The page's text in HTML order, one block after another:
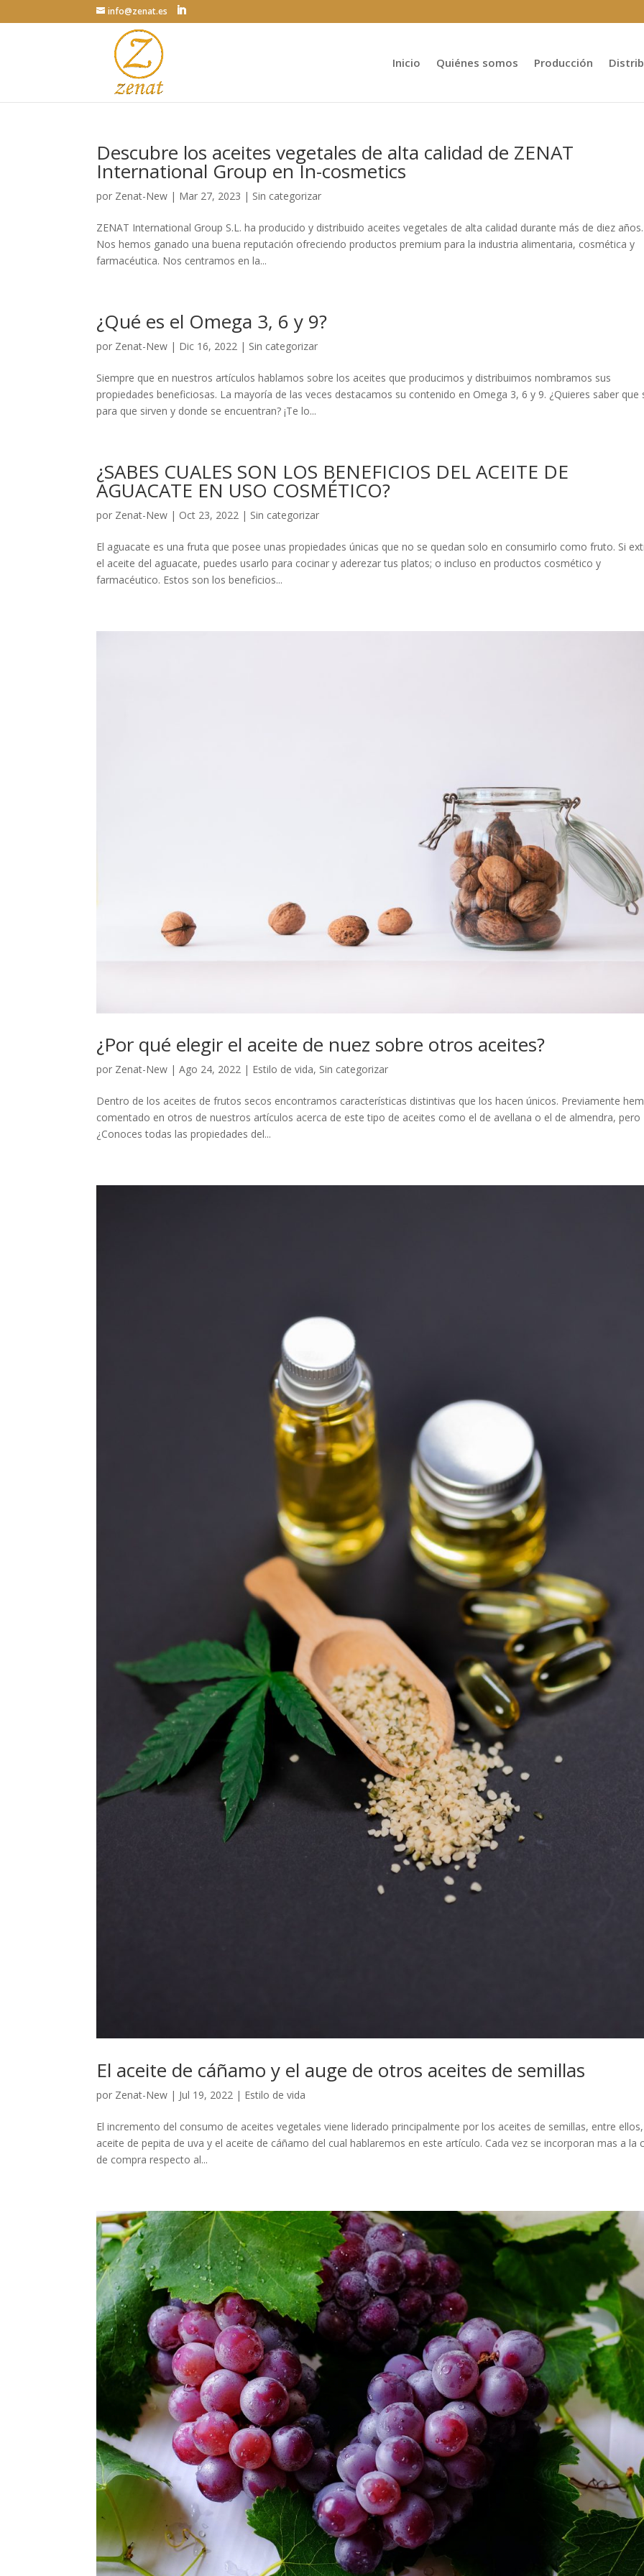
info@zenat.es
Inicio Quiénes somos Producción
Descubre los aceites vegetales de alta calidad de ZENAT
International Group en In-cosmetics
por Zenat-New | Mar 27, 2023 | Sin categorizar
ZENAT International Group S.L. ha producido y distribuido aceites vegetales de alta calidad durante más de diez años.
Nos hemos ganado una buena reputación ofreciendo productos premium para la industria alimentaria, cosmética y
farmacéutica. Nos centramos en la...
¿Qué es el Omega 3, 6 y 9?
por Zenat-New | Dic 16, 2022 | Sin categorizar
Siempre que en nuestros artículos hablamos sobre los aceites que producimos y distribuimos nombramos sus
propiedades beneficiosas. La mayoría de las veces destacamos su contenido en Omega 3, 6 y 9. ¿Quieres saber que
para que sirven y donde se encuentran? ¡Te lo...
¿SABES CUALES SON LOS BENEFICIOS DEL ACEITE DE
AGUACATE EN USO COSMÉTICO?
por Zenat-New | Oct 23, 2022 | Sin categorizar
El aguacate es una fruta que posee unas propiedades únicas que no se quedan solo en consumirlo como fruto. Si
el aceite del aguacate, puedes usarlo para cocinar y aderezar tus platos; o incluso en productos cosmético y
farmacéutico. Estos son los beneficios...
¿Por qué elegir el aceite de nuez sobre otros aceites?
por Zenat-New |Ago 24, 2022 | Estilo de vida, Sin categorizar
Dentro de los aceites de frutos secos encontramos características distintivas que los hacen únicos. Previamente
comentado en otros de nuestros artículos acerca de este tipo de aceites como el de avellana o el de almendra, pero
¿Conoces todas las propiedades del...
El aceite de cáñamo y el auge de otros aceites de semillas
por Zenat-New | Jul 19, 2022 | Estilo de vida
El incremento del consumo de aceites vegetales viene liderado principalmente por los aceites de semillas, entre
aceite de pepita de uva y el aceite de cáñamo del cual hablaremos en este artículo. Cada vez se incorporan mas a la
de compra respecto al...